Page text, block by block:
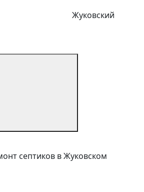
Жуковский
септиков в Жуковском